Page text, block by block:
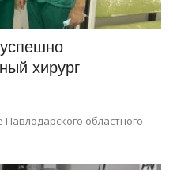
хирург
областного